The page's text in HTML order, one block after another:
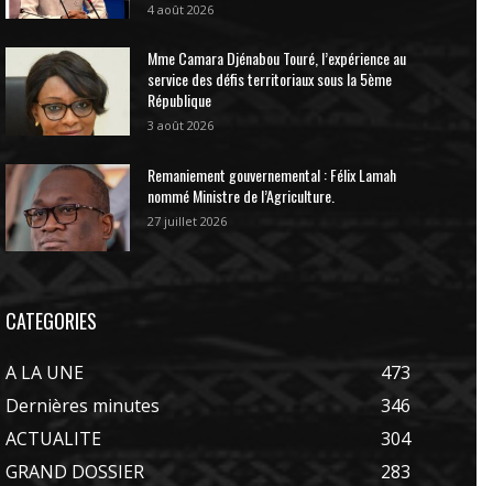
4 août 2026
Mme Camara Djénabou Touré, l’expérience au
service des défis territoriaux sous la 5ème
République
3 août 2026
Remaniement gouvernemental : Félix Lamah
nommé Ministre de l’Agriculture.
27 juillet 2026
CATEGORIES
A LA UNE
473
Dernières minutes
346
ACTUALITE
304
GRAND DOSSIER
283